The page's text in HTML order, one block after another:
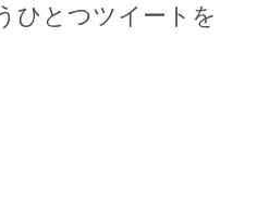
ひとつツイートを